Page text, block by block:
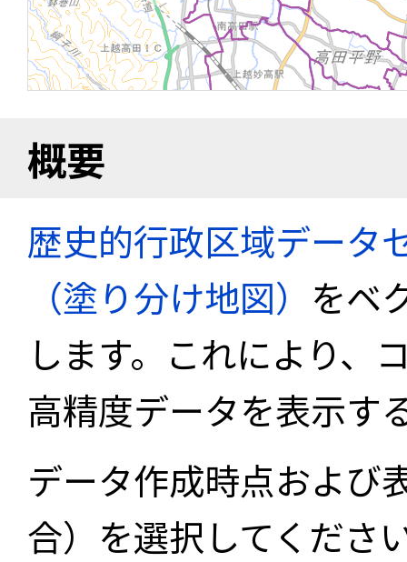
概要
歴史的行政区域データ
（塗り分け地図） をベ
します。これにより、
高精度データを表示す
データ作成時点および
合）を選択してくださ